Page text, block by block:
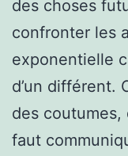
des choses
confronter les
exponentielle
d’un différent.
des coutumes,
faut